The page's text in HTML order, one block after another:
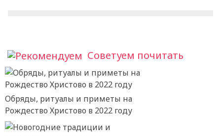
Советуем почитать
Обряды, ритуалы и приметы на
Рождество Христово в 2022 году